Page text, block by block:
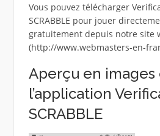
Vous pouvez télécharger
SCRABBLE pour jouer
gratuitement depuis notre site
(http://www.webmasters-en-
Aperçu en images
l’application
SCRABBLE